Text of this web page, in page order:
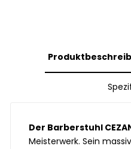
Der Barberstuhl
Meisterwerk. Sein